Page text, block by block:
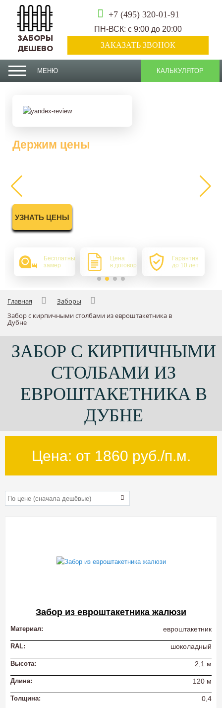
ЗАБОРЫ
ДЕШЕВО
+7 (495) 320-01-91
ПН-ВСК: с 9:00 до 20:00
ЗАКАЗАТЬ ЗВОНОК
МЕНЮ КАЛЬКУЛЯТОР
Держим цены
УЗНАТЬ ЦЕНЫ
Бесплатный
замер
Цена
в договоре
Гарантия
до 10 лет
Главная
Заборы
Забор с кирпичными столбами из евроштакетника в
Дубне
ЗАБОР С КИРПИЧНЫМИ
СТОЛБАМИ ИЗ
ЕВРОШТАКЕТНИКА В
ДУБНЕ
Цена: от 1860 руб./п.м.
Забор из евроштакетника жалюзи
Материал: евроштакетник
RAL: шоколадный
Высота: 2,1 м
Длина: 120 м
Толщина: 0,4